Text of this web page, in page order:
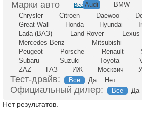
Все Audi BMW
Chrysler
Citroen Daewoo
Great Wall
Honda Hyundai
Lada (ВАЗ)
Land Rover Lexus
Mercedes-Benz
Mitsubishi
Peugeot
Porsche Renault
Subaru
Suzuki Toyota
ZAZ
ГАЗ ИЖ Москвич
Тест-драйв: Все Да Нет
Официальный дилер: Все Да
Нет результатов.